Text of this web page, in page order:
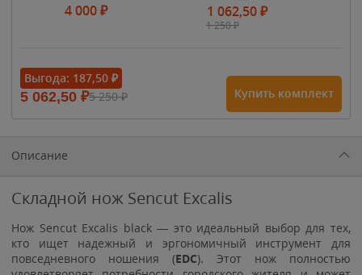
4 000₽ 1 062,50₽
1 250₽
1 615₽
1 900₽1 900₽
Выгода: 187,50 ₽
5 062,50 ₽5 250₽ Купить комплект
Описание
Складной нож Sencut Excalis
Нож Sencut Excalis black — это идеальный выбор для тех,
кто ищет надежный и эргономичный инструмент для
повседневного ношения (EDC). Этот нож полностью